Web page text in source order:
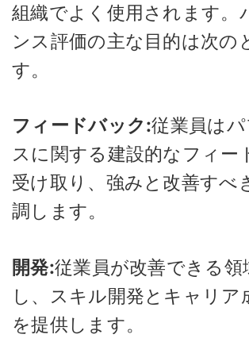
組織でよく使用されます。
ンス評価の主な目的は次の
す。
フィードバック:従業員は
スに関する建設的なフィー
受け取り、強みと改善すべ
調します。
開発:従業員が改善できる領
し、スキル開発とキャリア
を提供します。